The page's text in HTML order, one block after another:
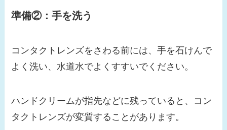
準備②：手を洗う
コンタクトレンズをさわる前には、手を石けんで
よく洗い、水道水でよくすすいでください。
ハンドクリームが指先などに残っていると、コン
タクトレンズが変質することがあります。